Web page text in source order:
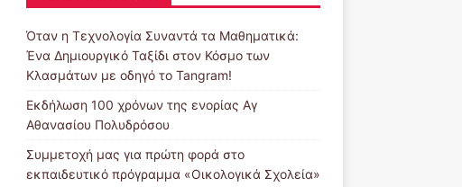
Όταν η Τεχνολογία Συναντά τα Μαθηματικά:
Ένα Δημιουργικό Ταξίδι στον Κόσμο των
Κλασμάτων με οδηγό το Tangram!
Εκδήλωση 100 χρόνων της ενορίας Αγ
Αθανασίου Πολυδρόσου
Συμμετοχή μας για πρώτη φορά στο
εκπαιδευτικό πρόγραμμα «Οικολογικά Σχολεία»